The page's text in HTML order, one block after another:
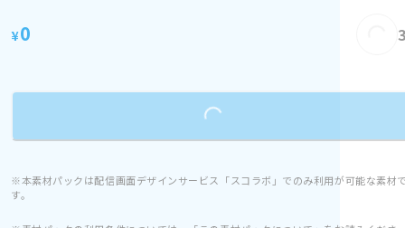
¥0
Loading...
※本素材パックは配信画面デザインサービス「スコラボ」でのみ利用が可能な素材
す。